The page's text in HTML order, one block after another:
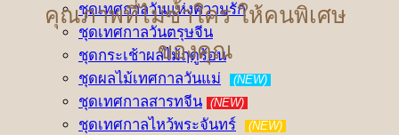
ชุดเทศกาลวันแห่งความรัก
ชุดเทศกาลวันตรุษจีน
ชุดกระเช้าผลไม้ฤดูร้อน
ชุดผลไม้เทศกาลวันแม่
(NEW)
ชุดเทศกาลสารทจีน (NEW)
ชุดเทศกาลไหว้พระจันทร์ (NEW)
คุณภาพที่ไม่ซ้ำใคร ให้คนพิเศษ
ของคุณ